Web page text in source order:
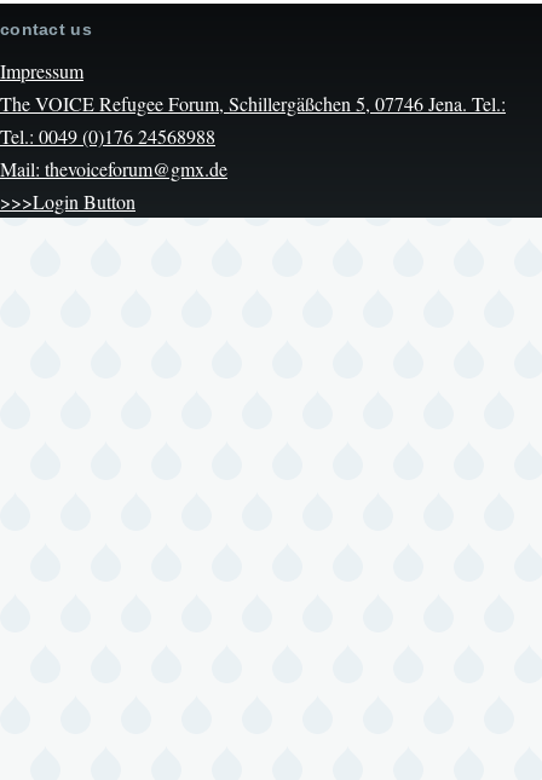
contact us
Impressum
The VOICE Refugee Forum, Schillergäßchen 5, 07746 Jena. Tel.:
Tel.: 0049 (0)176 24568988
Mail: thevoiceforum@gmx.de
>>>Login Button